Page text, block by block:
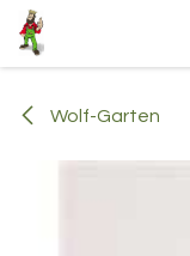
Se rendre au contenu
Wolf-Garten